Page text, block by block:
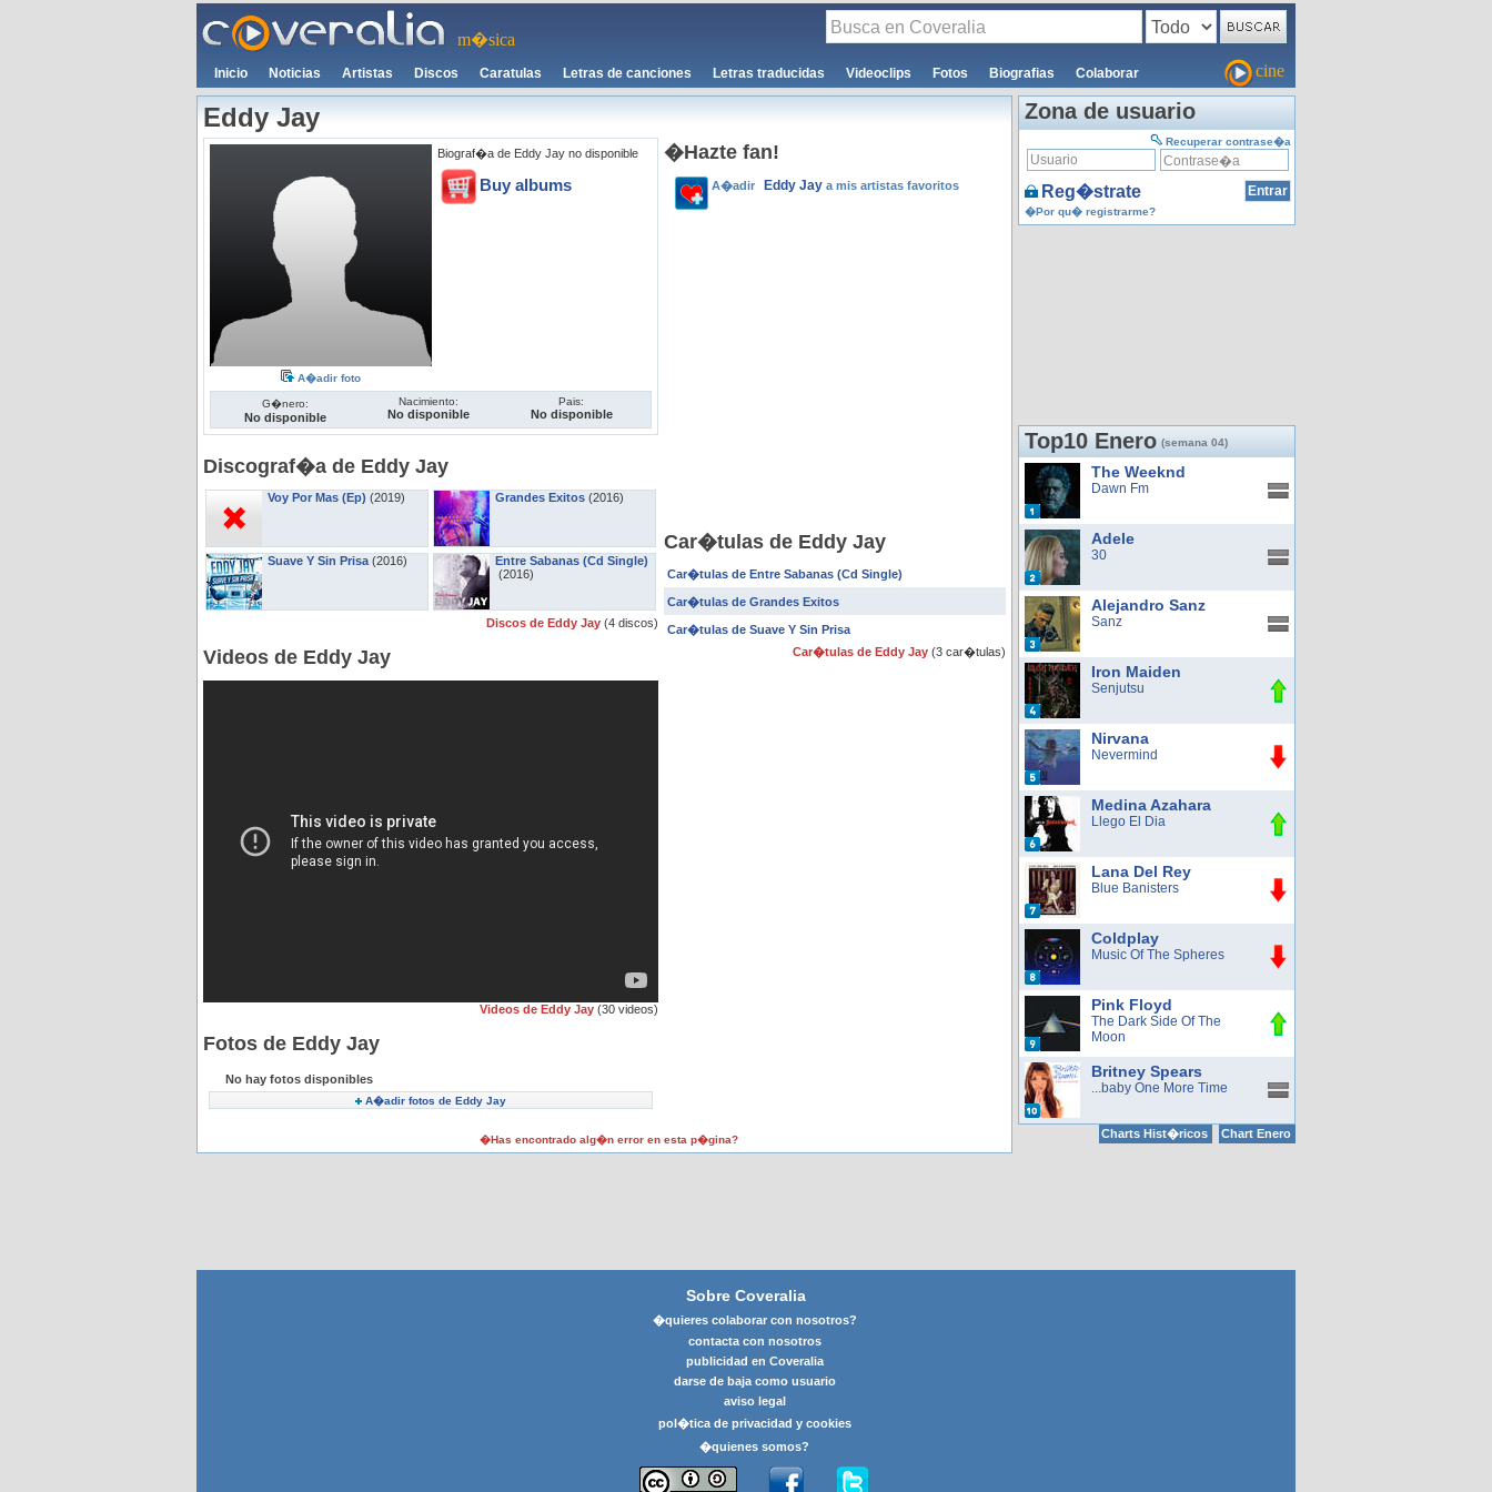
m�sica
Inicio Noticias Artistas Discos Caratulas Letras de canciones Letras traducidas Videoclips Fotos Biografias Colaborar cine
Eddy Jay
A�adir foto
Biograf�a de Eddy Jay no disponible
Buy albums
G�nero:
No disponible
Nacimiento:
No disponible
Pais:
No disponible
Discograf�a de Eddy Jay
Voy Por Mas (Ep) (2019)
Suave Y Sin Prisa (2016)
Grandes Exitos (2016)
Entre Sabanas (Cd Single)
(2016)
Discos de Eddy Jay (4 discos)
Videos de Eddy Jay
Videos de Eddy Jay (30 videos)
Fotos de Eddy Jay
No hay fotos disponibles
A�adir fotos de Eddy Jay
�Hazte fan!
A�adir Eddy Jay a mis artistas favoritos
Car�tulas de Eddy Jay
Car�tulas de Entre Sabanas (Cd Single)
Car�tulas de Grandes Exitos
Car�tulas de Suave Y Sin Prisa
Car�tulas de Eddy Jay (3 car�tulas)
�Has encontrado alg�n error en esta p�gina?
Zona de usuario
Recuperar contrase�a
Reg�strate
�Por qu� registrarme?
Top10 Enero (semana 04)
The Weeknd
Dawn Fm
Adele
30
Alejandro Sanz
Sanz
Iron Maiden
Senjutsu
Nirvana
Nevermind
Medina Azahara
Llego El Dia
Lana Del Rey
Blue Banisters
Coldplay
Music Of The Spheres
Pink Floyd
The Dark Side Of The
Moon
Britney Spears
...baby One More Time
Charts Hist�ricos Chart Enero
Sobre Coveralia
�quieres colaborar con nosotros?
contacta con nosotros
publicidad en Coveralia
darse de baja como usuario
aviso legal
pol�tica de privacidad y cookies
�quienes somos?